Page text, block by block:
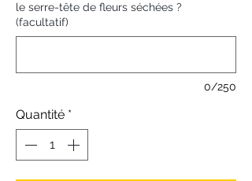
le serre-tête de fleurs séchées ?
(facultatif)
0/250
Quantité *